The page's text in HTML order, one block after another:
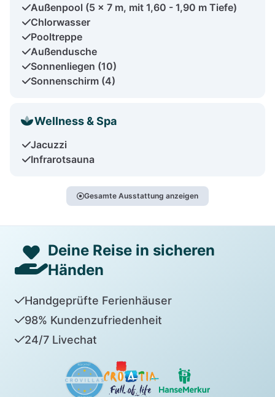
Außenpool (5 x 7 m, mit 1,60 - 1,90 m Tiefe)
Chlorwasser
Pooltreppe
Außendusche
Sonnenliegen (10)
Sonnenschirm (4)
Wellness & Spa
Jacuzzi
Infrarotsauna
Gesamte Ausstattung anzeigen
Deine Reise in sicheren
Händen
Handgeprüfte Ferienhäuser
98% Kundenzufriedenheit
24/7 Livechat